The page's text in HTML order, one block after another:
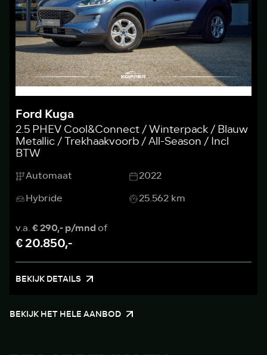
Ford Kuga
2.5 PHEV Cool&Connect / Winterpack / Blauw
Metallic / Trekhaakvoorb / All-Season / Incl
BTW
Automaat
2022
Hybride
25.562 km
v.a.€ 290,- p/mndof
€ 20.850,-
BEKIJK DETAILS
BEKIJK HET HELE AANBOD